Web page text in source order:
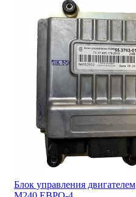
Блок управления двигателем